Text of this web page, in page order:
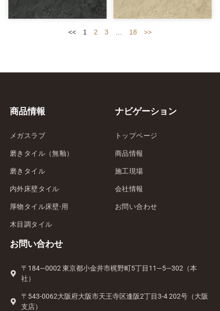
<< 1 2 3 18 >>
商品情報
メガスラブ
磨きタイル（無釉）
磨きタイル
内外床壁タイル
厚物タイル床壁·用
木目調タイル
ナビゲーション
トップページ
商品情報
施工現場
会社情報
お問い合わせ
お問い合わせ
〒184—0002 東京都小金井市梶野町5丁目11—5—302（本
社）
〒543-0062大阪府大阪市天王寺区逢阪2丁目3-4 202号（大阪
支店）